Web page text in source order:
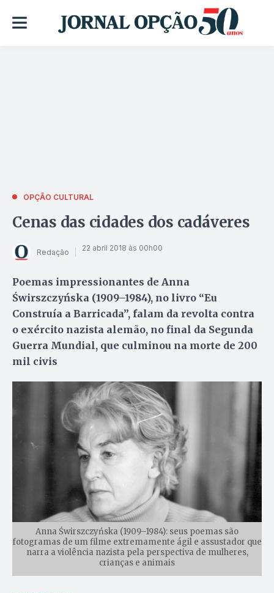
OPÇÃO CULTURAL
Cenas das cidades dos cadáveres
Redação 22 abril 2018 às 00h00
Poemas impressionantes de Anna
Świrszczyńska (1909–1984), no livro “Eu
Construía a Barricada”, falam da revolta contra
o exército nazista alemão, no final da Segunda
Guerra Mundial, que culminou na morte de 200
mil civis
Anna Świrszczyńska (1909–1984): seus poemas são
fotogramas de um filme extremamente ágil e assustador que
narra a violência nazista pela perspectiva de mulheres,
crianças e animais